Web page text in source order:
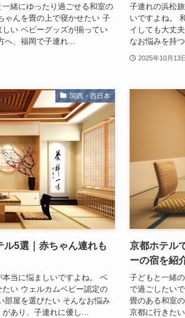
緒にゆったり過ごせる和室の
ゃんを畳の上で寝かせたい 子
い ベビーグッズが揃ってい
へ、福岡で子連れ...
子連れの浜松
いですよね。
イしても大丈
なお悩みを持
2025年10月13
関西・西日本
5選｜赤ちゃん連れも
当に悩ましいですよね。 ベ
い ウェルカムベビー認定の
部屋を選びたい そんなお悩み
あり、子連れに優し...
京都ホテル
ーの宿を紹
子どもと一緒
で過ごしたい
畳のある和室
京都に行きた